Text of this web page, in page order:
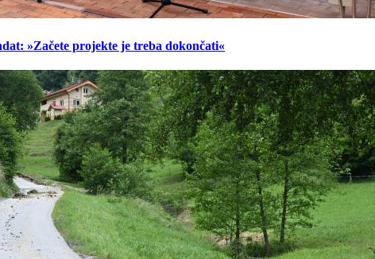
»Začete projekte je treba dokončati«